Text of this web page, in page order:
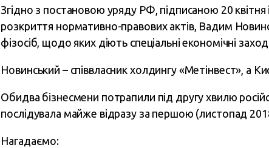
Згідно з постановою уряду РФ, підписаною 20
розкриття нормативно-правових актів, Вадим
фізосіб, щодо яких діють спеціальні економічні
Новинський – співвласник холдингу «Метінвест», а
Обидва бізнесмени потрапили під другу хвилю
послідувала майже відразу за першою (листопад
Нагадаємо: